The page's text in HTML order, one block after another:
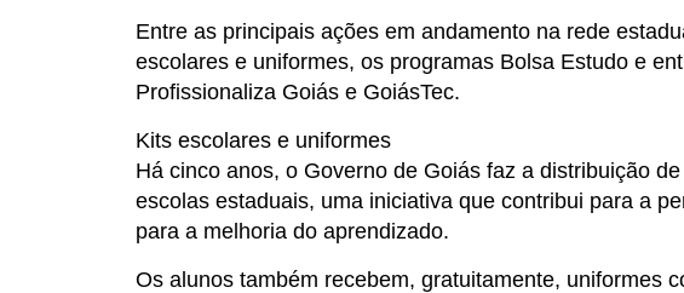
Entre as principais ações em andamento na rede
escolares e uniformes, os programas Bolsa Estudo e
Profissionaliza Goiás e GoiásTec.
Kits escolares e uniformes
Há cinco anos, o Governo de Goiás faz a distribuição
escolas estaduais, uma iniciativa que contribui para a
para a melhoria do aprendizado.
Os alunos também recebem, gratuitamente, uniformes